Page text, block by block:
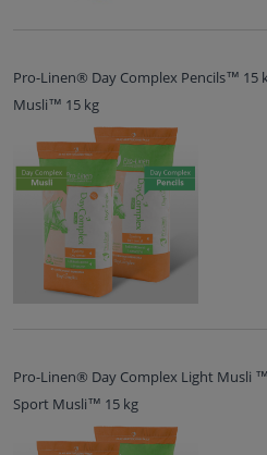
Pro-Linen® Day Complex Pencils™ 15
Musli™ 15 kg
Pro-Linen® Day Complex Light Musli
Sport Musli™ 15 kg